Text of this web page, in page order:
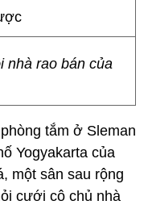
nhà rao bán của
tắm ở Sleman
Yogyakarta của
một sân sau rộng
cưới cô chủ nhà